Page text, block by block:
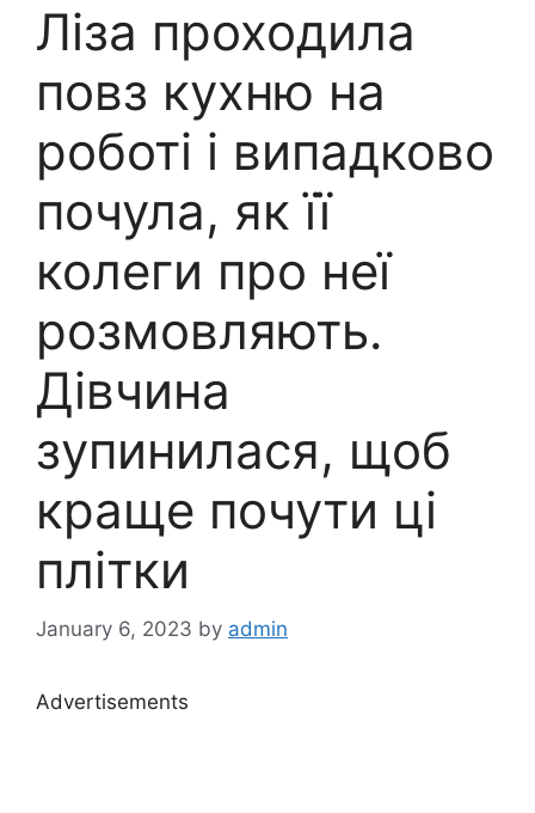
Ліза проходила
повз кухню на
роботі і випадково
почула, як її
колеги про неї
розмовляють.
Дівчина
зупинилася, щоб
краще почути ці
плітки
January 6, 2023 by admin
Advertisements